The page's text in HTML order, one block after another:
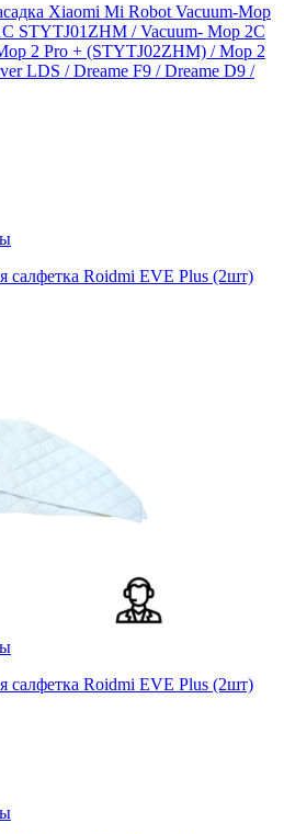
Xiaomi Mi Robot Vacuum-Mop
STYTJ01ZHM / Vacuum- Mop 2C
2 Pro + (STYTJ02ZHM) / Mop 2
LDS / Dreame F9 / Dreame D9 /
салфетка Roidmi EVE Plus (2шт)
салфетка Roidmi EVE Plus (2шт)